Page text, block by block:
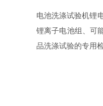
电池洗涤试验机锂
锂离子电池组、可
品洗涤试验的专用